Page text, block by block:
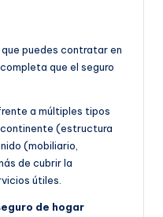
puedes contratar en
que el seguro
a múltiples tipos
(estructura
(mobiliario,
de cubrir la
útiles.
de hogar